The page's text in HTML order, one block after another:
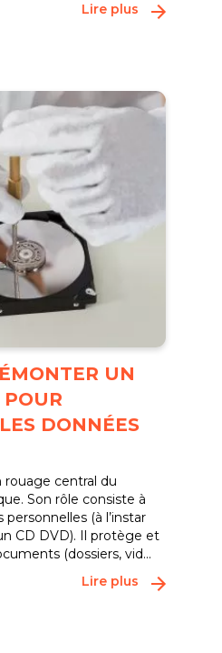
Lire plus
UN
DONNÉES
rouage central du
Son rôle consiste à
(à l’instar
CD DVD). Il protège et
(dossiers, vid...
Lire plus